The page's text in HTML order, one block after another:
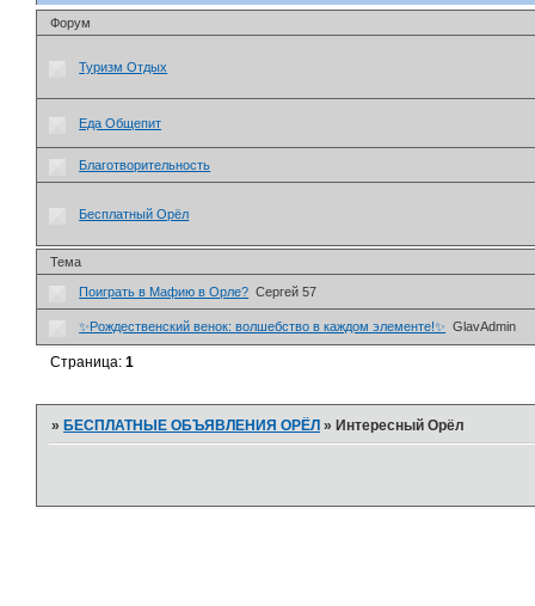
Форум
Туризм Отдых
Еда Общепит
Благотворительность
Бесплатный Орёл
Тема
Поиграть в Мафию в Орле? Сергей 57
✨Рождественский венок: волшебство в каждом элементе!✨ GlavAdmin
Страница:1
»БЕСПЛАТНЫЕ ОБЪЯВЛЕНИЯ ОРЁЛ »Интересный Орёл